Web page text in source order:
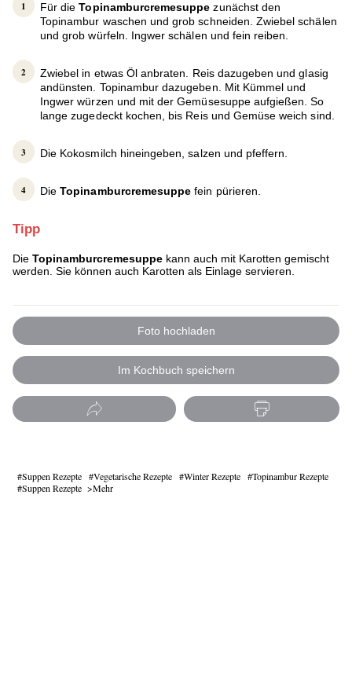
Für dieTopinamburcremesuppezunächst den
Topinambur waschen und grob schneiden. Zwiebel schälen
und grob würfeln. Ingwer schälen und fein reiben.
Zwiebel in etwas Öl anbraten. Reis dazugeben und glasig
andünsten. Topinambur dazugeben. Mit Kümmel und
Ingwer würzen und mit der Gemüsesuppe aufgießen. So
lange zugedeckt kochen, bis Reis und Gemüse weich sind.
Die Kokosmilch hineingeben, salzen und pfeffern.
DieTopinamburcremesuppefein pürieren.
Tipp
Die Topinamburcremesuppe kann auch mit Karotten gemischt
werden. Sie können auch Karotten als Einlage servieren.
Foto hochladen
Im Kochbuch speichern
Suppen Rezepte Vegetarische Rezepte Winter Rezepte
Topinambur Rezepte
Suppen Rezepte
Mehr